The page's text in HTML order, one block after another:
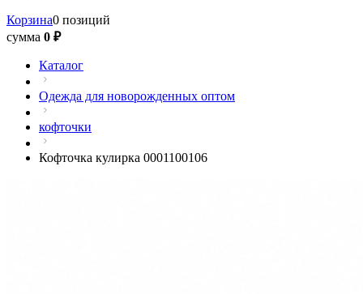
Корзина0 позиций
сумма 0 ₽
Каталог
Одежда для новорожденных оптом
кофточки
Кофточка кулирка 0001100106